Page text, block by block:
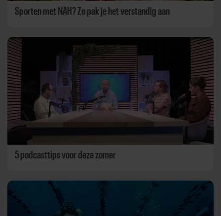
Sporten met NAH? Zo pak je het verstandig aan
5 podcasttips voor deze zomer